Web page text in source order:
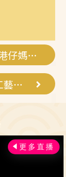
氣質媽祖代言人 慈后宮港仔媽的美麗乩身
臭屁鼓王是他！稀缺的文化工藝師黃呈豐